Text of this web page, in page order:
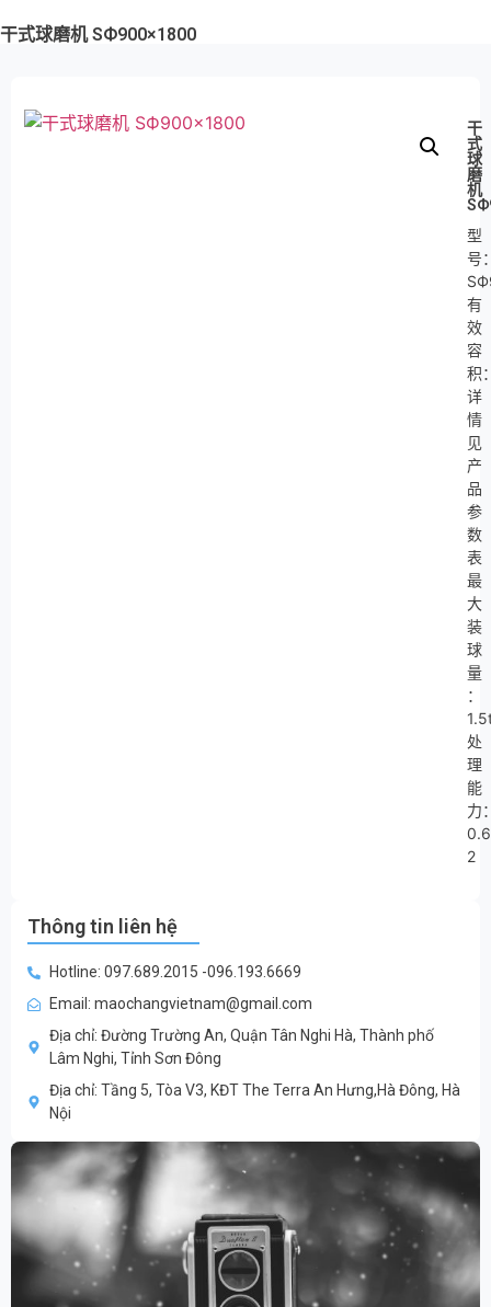
干式球磨机 SФ900×1800
干
式
球
磨
机
型
号
有
效
容
积
详
情
见
产
品
参
数
表
最
大
装
球
量
：
处
理
能
力
2
Thông tin liên hệ
Hotline: 097.689.2015 -096.193.6669
Email: maochangvietnam@gmail.com
Địa chỉ: Đường Trường An, Quận Tân Nghi Hà, Thành phố
Lâm Nghi, Tỉnh Sơn Đông
Địa chỉ: Tầng 5, Tòa V3, KĐT The Terra An Hưng,Hà Đông, Hà
Nội